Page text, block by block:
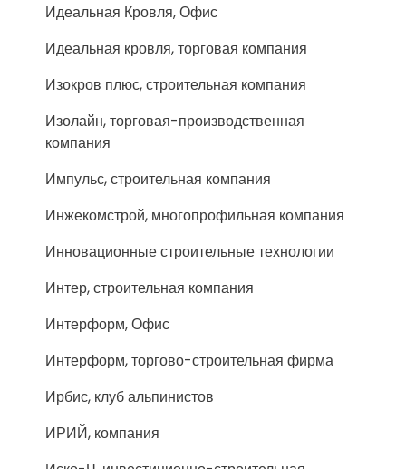
Идеальная Кровля, Офис
Идеальная кровля, торговая компания
Изокров плюс, строительная компания
Изолайн, торговая-производственная
компания
Импульс, строительная компания
Инжекомстрой, многопрофильная компания
Инновационные строительные технологии
Интер, строительная компания
Интерформ, Офис
Интерформ, торгово-строительная фирма
Ирбис, клуб альпинистов
ИРИЙ, компания